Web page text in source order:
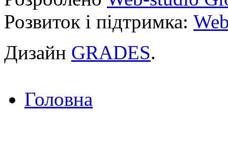
Розвиток і підтримка:
Дизайн GRADES.
Головна